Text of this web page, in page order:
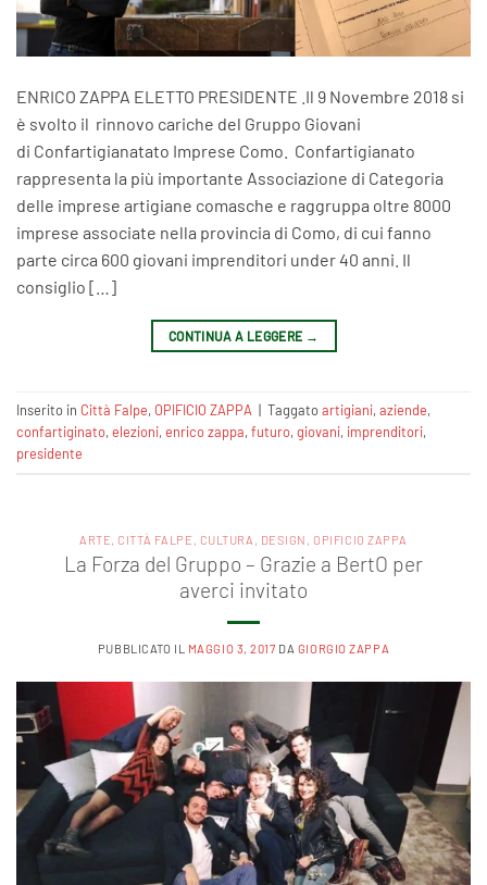
ENRICO ZAPPA ELETTO PRESIDENTE .Il 9 Novembre 2018 si
è svolto il rinnovo cariche del Gruppo Giovani
di Confartigianatato Imprese Como. Confartigianato
rappresenta la più importante Associazione di Categoria
delle imprese artigiane comasche e raggruppa oltre 8000
imprese associate nella provincia di Como, di cui fanno
parte circa 600 giovani imprenditori under 40 anni. Il
consiglio […]
CONTINUA A LEGGERE →
Inserito in Città Falpe, OPIFICIO ZAPPA | Taggatoartigiani,aziende,
confartiginato,elezioni,enrico zappa,futuro,giovani, imprenditori,
presidente
ARTE, CITTÀ FALPE , CULTURA , DESIGN , OPIFICIO ZAPPA
La Forza del Gruppo – Grazie a BertO per
averci invitato
PUBBLICATO IL MAGGIO 3, 2017 DA GIORGIO ZAPPA